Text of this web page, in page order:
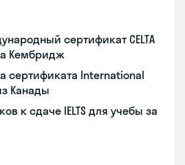
сертификат CELTA
Кембридж
сертификата International
Канады
к сдаче IELTS для учебы за